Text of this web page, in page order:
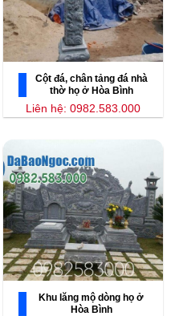
Cột đá, chân tảng đá nhà
thờ họ ở Hòa Bình
Liên hệ: 0982.583.000
Khu lăng mộ dòng họ ở
Hòa Bình